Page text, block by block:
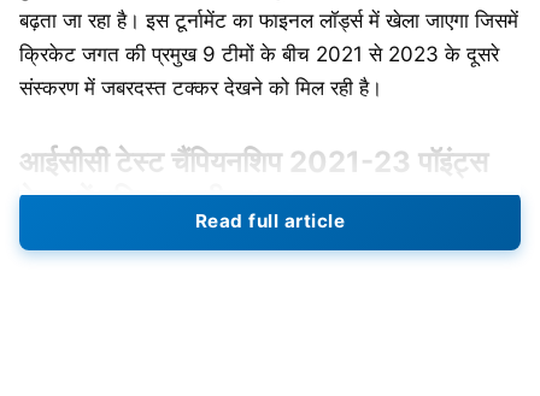
बढ़ता जा रहा है। इस टूर्नामेंट का फाइनल लॉर्ड्स में खेला जाएगा जिसमें
क्रिकेट जगत की प्रमुख 9 टीमों के बीच 2021 से 2023 के दूसरे
संस्करण में जबरदस्त टक्कर देखने को मिल रही है।
आईसीसी टेस्ट चैंपियनशिप 2021-23 पॉइंट्स
टेबल में दक्षिण अफ्रीका का दबदबा
पिछले साल भारत और इंग्लैंड के बीच खेली गई टेस्ट सीरीज के साथ
Read full article